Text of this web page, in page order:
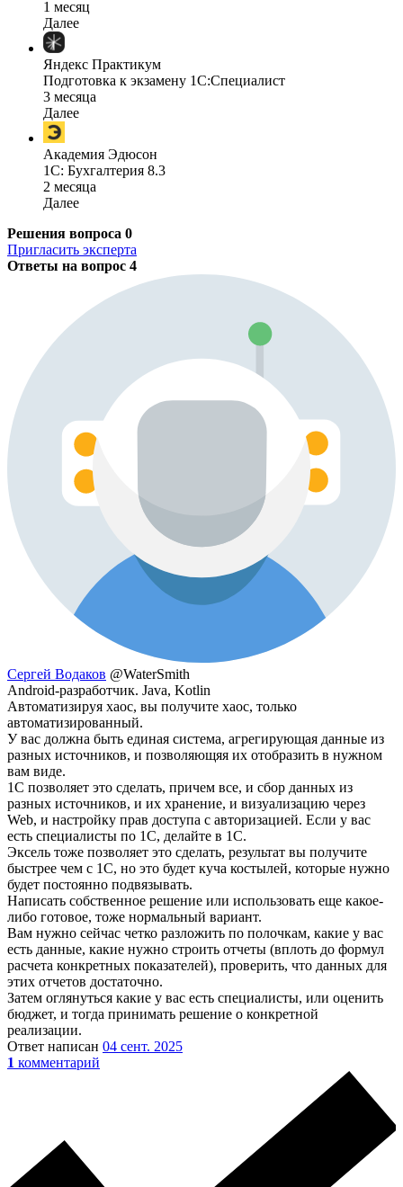
1 месяц
Далее
Яндекс Практикум
Подготовка к экзамену 1С:Специалист
3 месяца
Далее
Академия Эдюсон
1С: Бухгалтерия 8.3
2 месяца
Далее
Решения вопроса 0
Пригласить эксперта
Ответы на вопрос 4
Сергей Водаков @WaterSmith
Android-разработчик. Java, Kotlin
Автоматизируя хаос, вы получите хаос, только
автоматизированный.
У вас должна быть единая система, агрегирующая данные из
разных источников, и позволяющяя их отобразить в нужном
вам виде.
1С позволяет это сделать, причем все, и сбор данных из
разных источников, и их хранение, и визуализацию через
Web, и настройку прав доступа с авторизацией. Если у вас
есть специалисты по 1С, делайте в 1С.
Эксель тоже позволяет это сделать, результат вы получите
быстрее чем с 1С, но это будет куча костылей, которые нужно
будет постоянно подвязывать.
Написать собственное решение или использовать еще какое-
либо готовое, тоже нормальный вариант.
Вам нужно сейчас четко разложить по полочкам, какие у вас
есть данные, какие нужно строить отчеты (вплоть до формул
расчета конкретных показателей), проверить, что данных для
этих отчетов достаточно.
Затем оглянуться какие у вас есть специалисты, или оценить
бюджет, и тогда принимать решение о конкретной
реализации.
Ответ написан 04 сент. 2025
1 комментарий